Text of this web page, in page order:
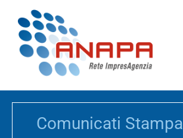
Comunicati Stampa